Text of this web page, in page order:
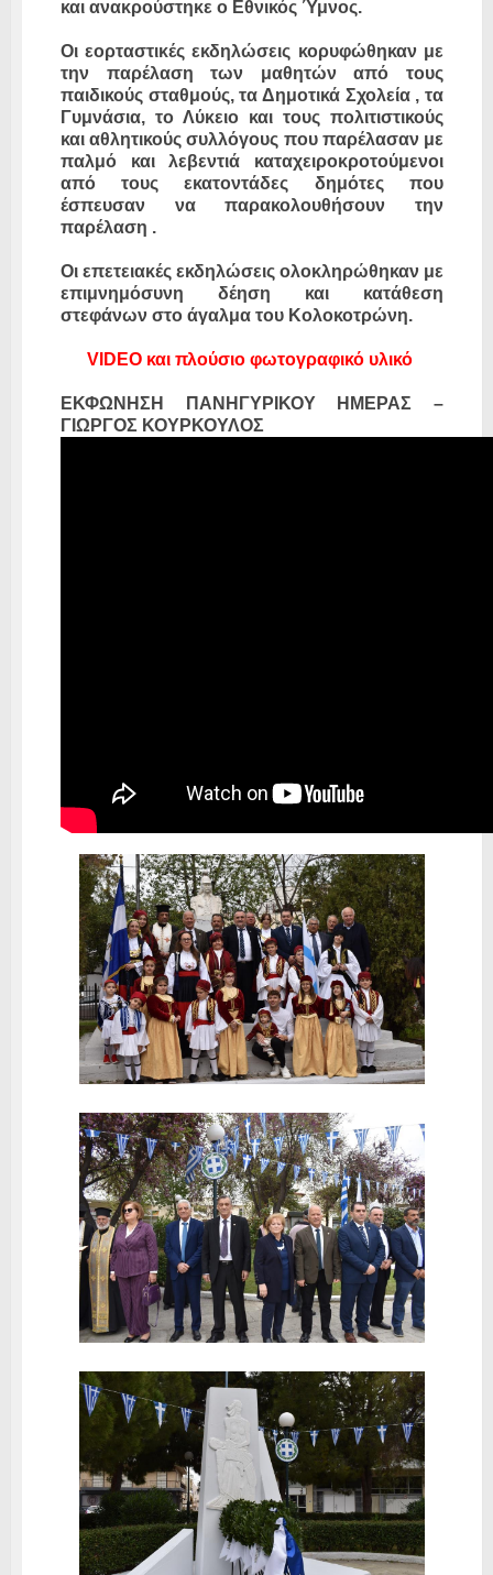
και ανακρούστηκε ο Εθνικός Ύμνος.
Οι εορταστικές εκδηλώσεις κορυφώθηκαν με
την παρέλαση των μαθητών από τους
παιδικούς σταθμούς, τα Δημοτικά Σχολεία , τα
Γυμνάσια, το Λύκειο και τους πολιτιστικούς
και αθλητικούς συλλόγους που παρέλασαν με
παλμό και λεβεντιά καταχειροκροτούμενοι
από τους εκατοντάδες δημότες που
έσπευσαν να παρακολουθήσουν την
παρέλαση .
Οι επετειακές εκδηλώσεις ολοκληρώθηκαν με
επιμνημόσυνη δέηση και κατάθεση
στεφάνων στο άγαλμα του Κολοκοτρώνη.
VIDEO και πλούσιο φωτογραφικό υλικό
ΕΚΦΩΝΗΣΗ ΠΑΝΗΓΥΡΙΚΟΥ ΗΜΕΡΑΣ –
ΓΙΩΡΓΟΣ ΚΟΥΡΚΟΥΛΟΣ